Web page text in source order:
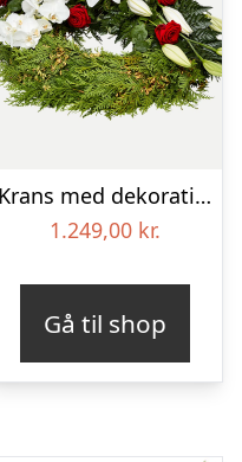
Krans med dekoration i klassisk stil – rød og hvid
1.249,00 kr.
Gå til shop